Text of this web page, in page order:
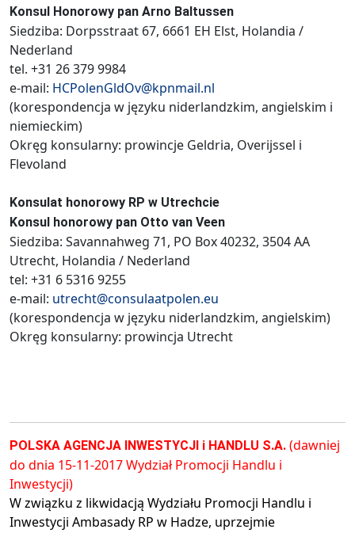
Konsul Honorowy pan Arno Baltussen
Siedziba: Dorpsstraat 67, 6661 EH Elst, Holandia /
Nederland
tel. +31 26 379 9984
e-mail: HCPolenGldOv@kpnmail.nl
(korespondencja w języku niderlandzkim, angielskim i
niemieckim)
Okręg konsularny: prowincje Geldria, Overijssel i
Flevoland
Konsulat honorowy RP w Utrechcie
Konsul honorowy pan Otto van Veen
Siedziba: Savannahweg 71, PO Box 40232, 3504 AA
Utrecht, Holandia / Nederland
tel: +31 6 5316 9255
e-mail: utrecht@consulaatpolen.eu
(korespondencja w języku niderlandzkim, angielskim)
Okręg konsularny: prowincja Utrecht
POLSKA AGENCJA INWESTYCJI i HANDLU S.A. (dawniej
do dnia 15-11-2017 Wydział Promocji Handlu i
Inwestycji)
W związku z likwidacją Wydziału Promocji Handlu i
Inwestycji Ambasady RP w Hadze, uprzejmie